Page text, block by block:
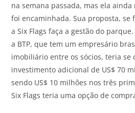
na semana passada, mas ela
foi encaminhada. Sua proposta, se
a Six Flags faça a gestão do
a BTP, que tem um empresário
imobiliário entre os sócios, teria se
investimento adicional de US$ 70
sendo US$ 10 milhões nos três
Six Flags teria uma opção de